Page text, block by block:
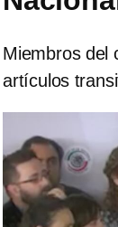
Miembros del
artículos